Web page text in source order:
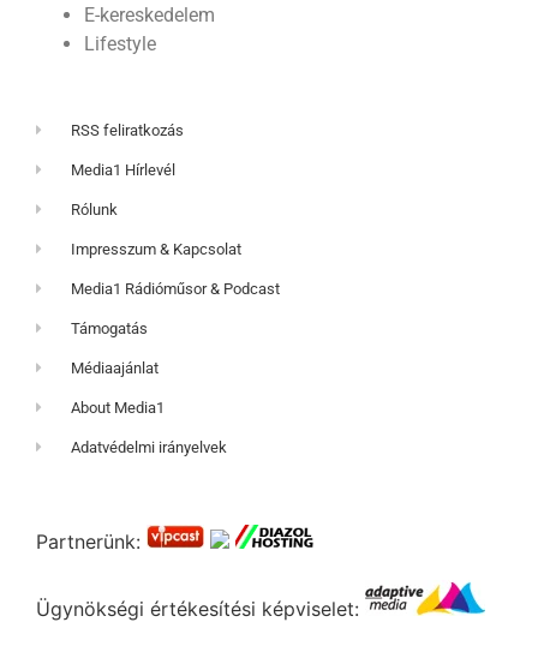
E-kereskedelem
Lifestyle
RSS feliratkozás
Media1 Hírlevél
Rólunk
Impresszum & Kapcsolat
Media1 Rádióműsor & Podcast
Támogatás
Médiaajánlat
About Media1
Adatvédelmi irányelvek
Partnerünk:
Ügynökségi értékesítési képviselet: